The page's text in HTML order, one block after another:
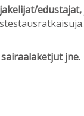
edustajat,
jne.